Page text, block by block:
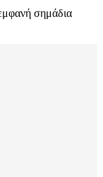
σημάδια